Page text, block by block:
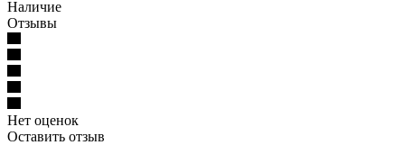
Наличие
Отзывы
Нет оценок
Оставить отзыв